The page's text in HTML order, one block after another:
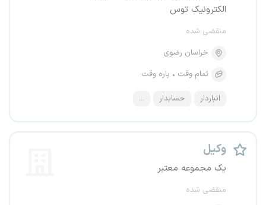
الکترونیک توس
منقضی شده
خراسان رضوی
تمام وقت
پاره وقت
انباردار حسابدار ...
وکیل
یک مجموعه معتبر
منقضی شده